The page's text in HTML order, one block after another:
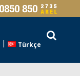
Türkçe